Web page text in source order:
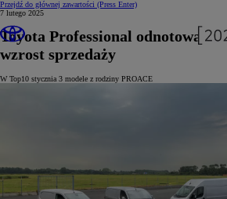
Przejdź do głównej zawartości (Press Enter)
7 lutego 2025
Toyota Professional odnotowała
wzrost sprzedaży
W Top10 stycznia 3 modele z rodziny PROACE